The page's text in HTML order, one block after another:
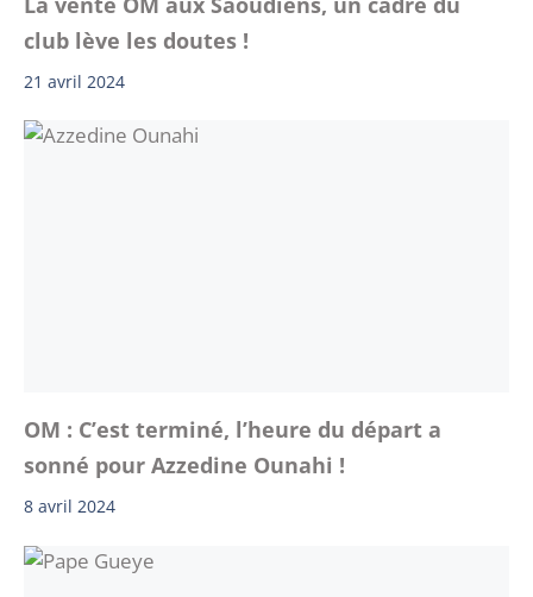
club lève les doutes !
21 avril 2024
OM : C’est terminé, l’heure du départ a
sonné pour Azzedine Ounahi !
8 avril 2024